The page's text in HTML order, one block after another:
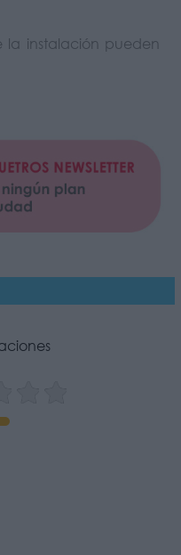
la instalación pueden